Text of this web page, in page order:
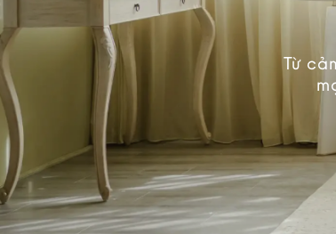
Từ
Bộ sưu tập hoa &
mới nhất đã có mặt